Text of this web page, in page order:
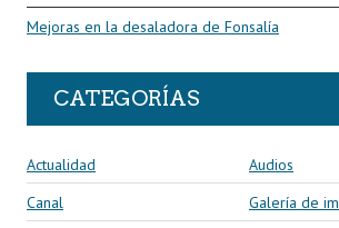
Mejoras en la desaladora de Fonsalía
CATEGORÍAS
Actualidad
Audios
Canal
Galería de